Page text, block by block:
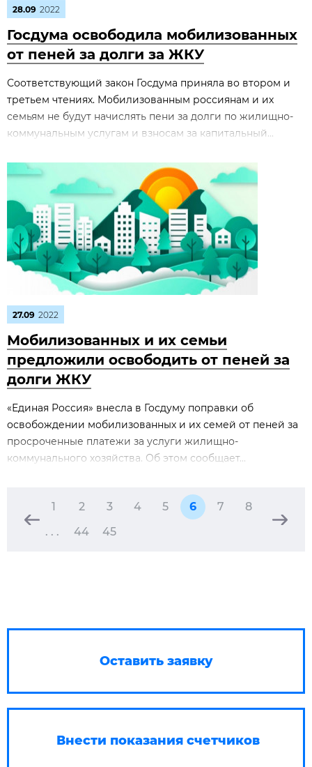
28.09 2022
Госдума освободила мобилизованных
от пеней за долги за ЖКУ
Соответствующий закон Госдума приняла во втором и
третьем чтениях. Мобилизованным россиянам и их
семьям не будут начислять пени за долги по жилищно-
коммунальным услугам и взносам за капитальный...
27.09 2022
Мобилизованных и их семьи
предложили освободить от пеней за
долги ЖКУ
«Единая Россия» внесла в Госдуму поправки об
освобождении мобилизованных и их семей от пеней за
просроченные платежи за услуги жилищно-
коммунального хозяйства. Об этом сообщает...
1 2 3 4 5 6 7
8
. . .
44 45
Оставить заявку
Внести показания счетчиков